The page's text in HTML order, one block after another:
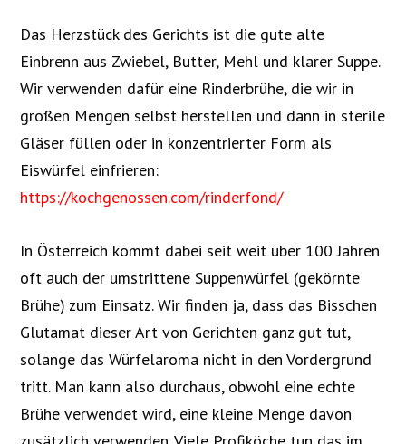
Das Herzstück des Gerichts ist die gute alte
Einbrenn aus Zwiebel, Butter, Mehl und klarer Suppe.
Wir verwenden dafür eine Rinderbrühe, die wir in
großen Mengen selbst herstellen und dann in sterile
Gläser füllen oder in konzentrierter Form als
Eiswürfel einfrieren:
https://kochgenossen.com/rinderfond/
In Österreich kommt dabei seit weit über 100 Jahren
oft auch der umstrittene Suppenwürfel (gekörnte
Brühe) zum Einsatz. Wir finden ja, dass das Bisschen
Glutamat dieser Art von Gerichten ganz gut tut,
solange das Würfelaroma nicht in den Vordergrund
tritt. Man kann also durchaus, obwohl eine echte
Brühe verwendet wird, eine kleine Menge davon